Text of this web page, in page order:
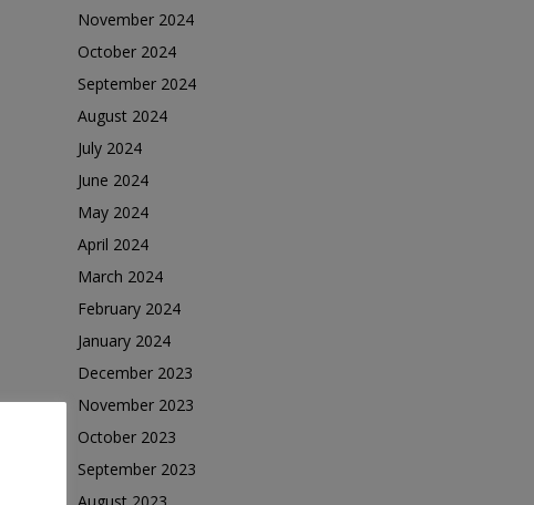
November 2024
October 2024
September 2024
August 2024
July 2024
June 2024
May 2024
April 2024
March 2024
February 2024
January 2024
December 2023
November 2023
October 2023
September 2023